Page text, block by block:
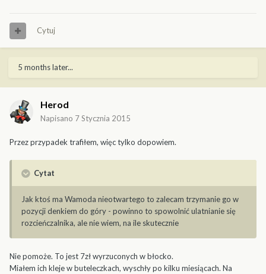
Cytuj
5 months later...
Herod
Napisano 7 Stycznia 2015
Przez przypadek trafiłem, więc tylko dopowiem.
Cytat
Jak ktoś ma Wamoda nieotwartego to zalecam trzymanie go w
pozycji denkiem do góry - powinno to spowolnić ulatnianie się
rozcieńczalnika, ale nie wiem, na ile skutecznie
Nie pomoże. To jest 7zł wyrzuconych w błocko.
Miałem ich kleje w buteleczkach, wyschły po kilku miesiącach. Na